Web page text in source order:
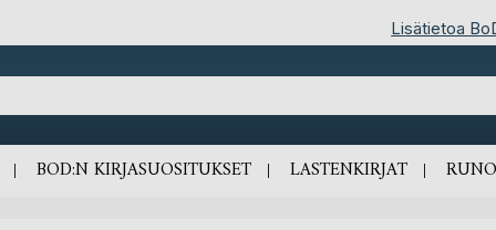
Lisätietoa
BOD:N KIRJASUOSITUKSET LASTENKIRJAT